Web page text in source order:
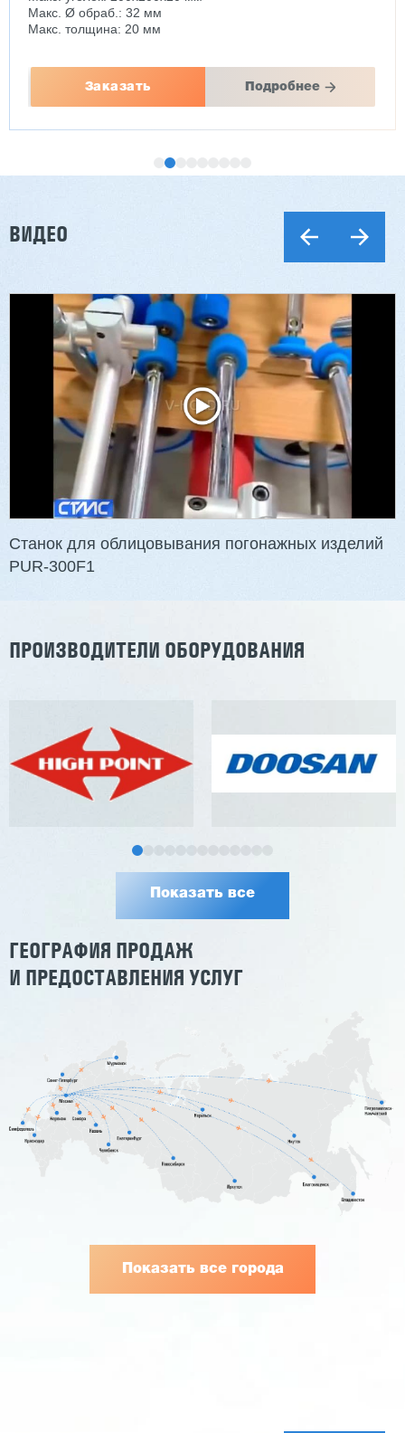
Макс. Ø обраб.: 32 мм
Макс. толщина: 20 мм
Заказать Подробнее
Двухсторонний шипорез MX6015
2 901 639 ₽
3 254 098 ₽
Артикул: 2497
Длина заготовки: 400-1500 мм
Макс. ширина заготовки: 580 мм
Станок проходного типа
Узлы: 4 пилы, 2 фрезы
ВИДЕО
Станок для облицовывания погонажных изделий
PUR-300F1
ПРОИЗВОДИТЕЛИ ОБОРУДОВАНИЯ
Показать все
ГЕОГРАФИЯ ПРОДАЖ
И ПРЕДОСТАВЛЕНИЯ УСЛУГ
Показать все города